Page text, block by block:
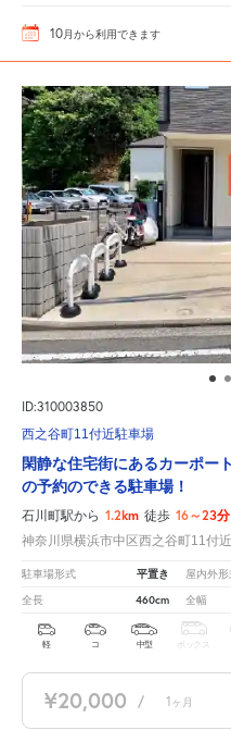
10月 から利用できます
ID:310003850
西之谷町11付近駐車場
閑静な住宅街にあるカーポー
の予約のできる駐車場！
石川町駅から 1.2km 徒歩 16～23分
神奈川県横浜市中区西之谷町11付近
駐車場形式 平置き 屋内外形
全長 460cm 全幅
軽 コ 中型 ボックス
¥20,000 / 1 ヶ月